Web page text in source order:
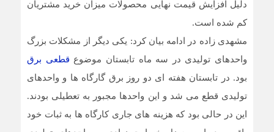
دلیل افزایش قیمت نهایی محصولات میزان خرید مشتریان
کم شده است.
مشهدی زاده در ادامه بیان کرد: یکی دیگر از مشکلات بزرگ
واحدهای تولیدی در سه ماه تابستان موضوع قطعی برق
بود. در تابستان هفته ای دو روز برق گارگاه ها و واحدهای
تولیدی قطع می شد و این واحدها مجبور به تعطیلی بودند.
این در حالی بود که هزینه های جاری کارگاه ها به ثبات خود